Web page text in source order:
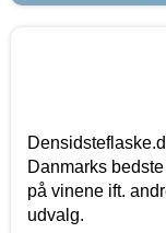
Danmarks
på vinene ift.
udvalg.